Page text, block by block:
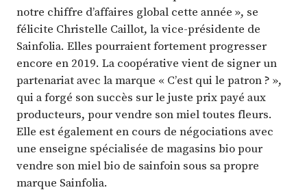
notre chiffre d’affaires global cette année », se
félicite Christelle Caillot, la vice-présidente de
Sainfolia. Elles pourraient fortement progresser
encore en 2019. La coopérative vient de signer un
partenariat avec la marque « C’est qui le patron ? »,
qui a forgé son succès sur le juste prix payé aux
producteurs, pour vendre son miel toutes fleurs.
Elle est également en cours de négociations avec
une enseigne spécialisée de magasins bio pour
vendre son miel bio de sainfoin sous sa propre
marque Sainfolia.